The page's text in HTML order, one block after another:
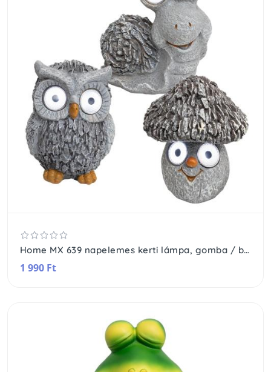
Home MX 639 napelemes kerti lámpa, gomba / bagoly / csiga, 2 db fehér LED, automatikus, akkumulátoros
1 990 Ft